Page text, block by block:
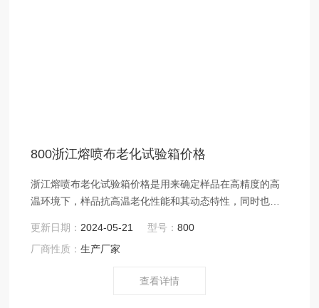
800浙江熔喷布老化试验箱价格
浙江熔喷布老化试验箱价格是用来确定样品在高精度的高
温环境下，样品抗高温老化性能和其动态特性，同时也可
于电源电子、电脑、通讯等方面的设备。适用于熔喷布行
业的熔喷布模具、熔喷布模具喷头、无纺布模具、喷丝板
理能够达到预热处理、老化处理从而保障了熔喷布模具烘
更新日期： 2024-05-21 型号：800
厂商性质：生产厂家
查看详情